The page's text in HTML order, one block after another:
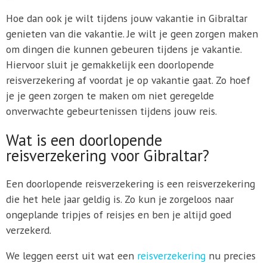
Hoe dan ook je wilt tijdens jouw vakantie in Gibraltar
genieten van die vakantie. Je wilt je geen zorgen maken
om dingen die kunnen gebeuren tijdens je vakantie.
Hiervoor sluit je gemakkelijk een doorlopende
reisverzekering af voordat je op vakantie gaat. Zo hoef
je je geen zorgen te maken om niet geregelde
onverwachte gebeurtenissen tijdens jouw reis.
Wat is een doorlopende
reisverzekering voor Gibraltar?
Een doorlopende reisverzekering is een reisverzekering
die het hele jaar geldig is. Zo kun je zorgeloos naar
ongeplande tripjes of reisjes en ben je altijd goed
verzekerd.
We leggen eerst uit wat een reisverzekeringnu precies